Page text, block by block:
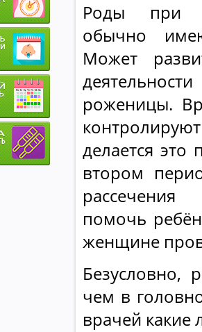
Роды при
обычно
Может
роженицы.
делается это
втором
помочь
женщине
Безусловно,
чем в
врачей какие